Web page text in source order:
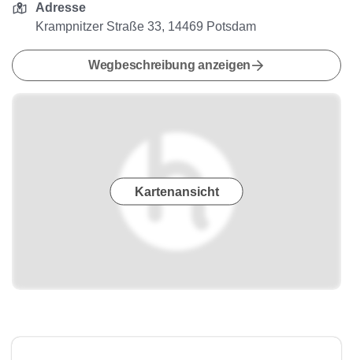
Adresse
Krampnitzer Straße 33, 14469 Potsdam
Wegbeschreibung anzeigen
Kartenansicht